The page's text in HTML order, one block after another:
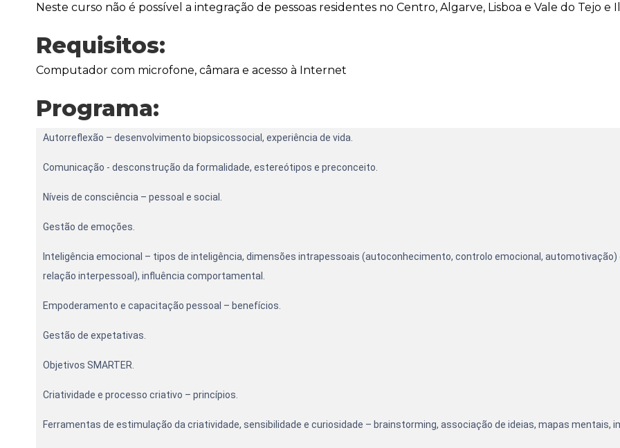
Neste curso não é possível a integração de pessoas residentes no Centro, Algarve, Lisboa e Vale do Tejo e
Requisitos:
Computador com microfone, câmara e acesso à Internet
Programa:
Autorreflexão – desenvolvimento biopsicossocial, experiência de vida.
Comunicação - desconstrução da formalidade, estereótipos e preconceito.
Níveis de consciência – pessoal e social.
Gestão de emoções.
Inteligência emocional – tipos de inteligência, dimensões intrapessoais (autoconhecimento, controlo emocional,
relação interpessoal), influência comportamental.
Empoderamento e capacitação pessoal – benefícios.
Gestão de expetativas.
Objetivos SMARTER.
Criatividade e processo criativo – princípios.
Ferramentas de estimulação da criatividade, sensibilidade e curiosidade – brainstorming, associação de ideias, mapas mentais,